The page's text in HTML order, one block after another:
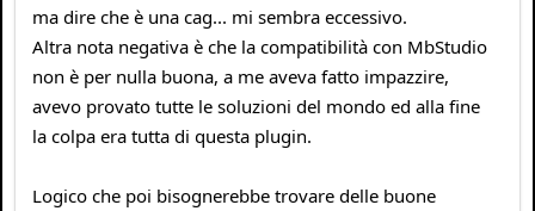
ma dire che è una cag... mi sembra eccessivo.
Altra nota negativa è che la compatibilità con MbStudio
non è per nulla buona, a me aveva fatto impazzire,
avevo provato tutte le soluzioni del mondo ed alla fine
la colpa era tutta di questa plugin.
Logico che poi bisognerebbe trovare delle buone